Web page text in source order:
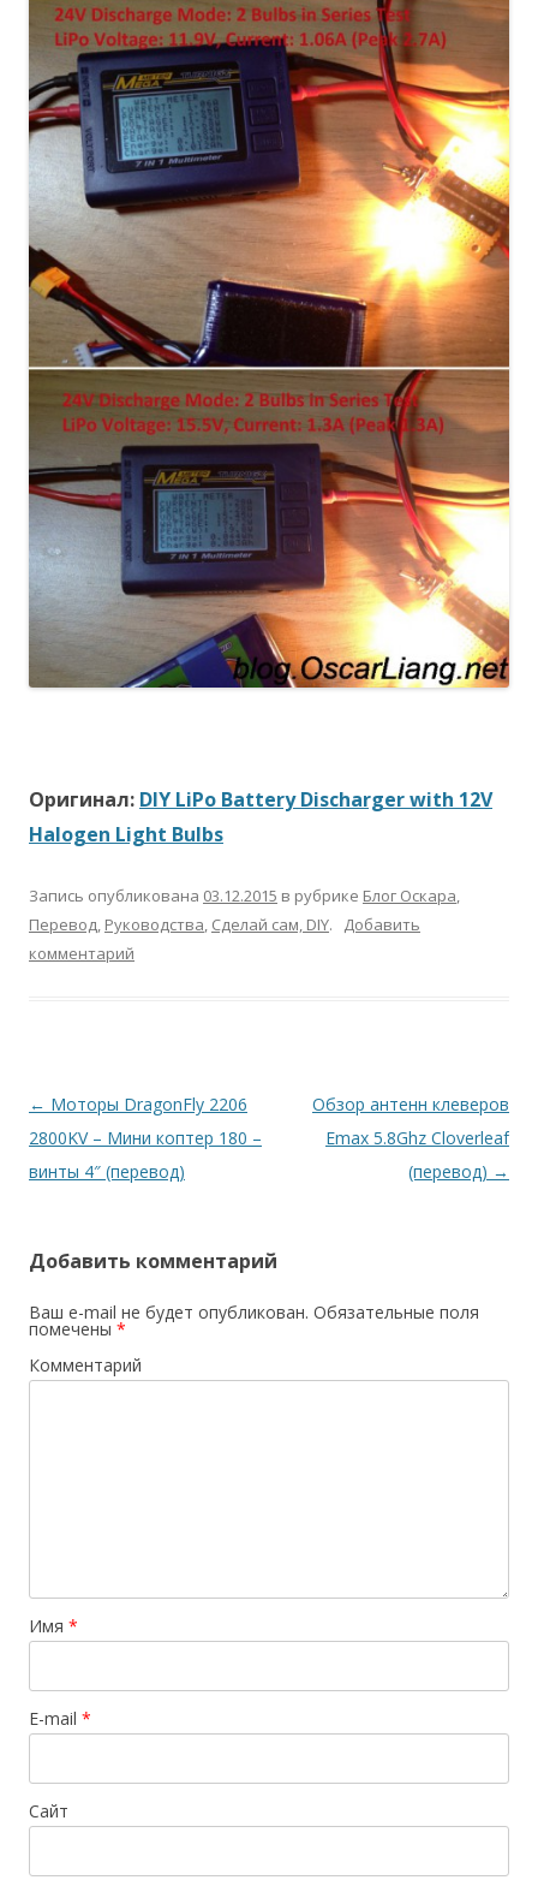
Оригинал: DIY LiPo Battery Discharger with 12V
Halogen Light Bulbs
Запись опубликована 03.12.2015 в рубрике Блог Оскара,
Перевод, Руководства, Сделай сам, DIY. Добавить
комментарий
Навигация
по
записям
← Моторы DragonFly 2206
2800KV – Мини коптер 180 –
винты 4″ (перевод)
Обзор антенн клеверов
Emax 5.8Ghz Cloverleaf
(перевод) →
Добавить комментарий
Ваш e-mail не будет опубликован. Обязательные поля
помечены *
Комментарий
Имя *
E-mail *
Сайт